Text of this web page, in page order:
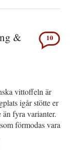
&
10
vittoffeln är
igår stötte er
fyra varianter.
förmodas vara